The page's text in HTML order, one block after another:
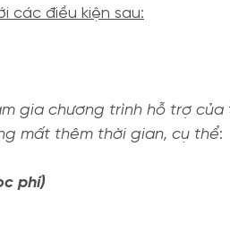
các điều kiện sau:
gia chương trình hỗ trợ
mất thêm thời gian, cụ thể:
phí)